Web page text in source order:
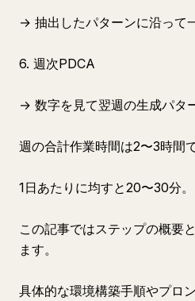
→ 抽出したパターンに沿って
6. 週次PDCA
→ 数字を見て翌週の生成パタ
週の合計作業時間は2〜3時間で
1日あたりに均すと20〜30分。
この記事ではステップの概要
ます。
具体的な環境構築手順やプロ